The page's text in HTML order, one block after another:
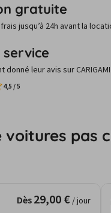
gratuite
jusqu’à 24h avant la
service
donné leur avis sur CARIGAMI.
4,5 /5
pas
Dès 29,00 € / jour